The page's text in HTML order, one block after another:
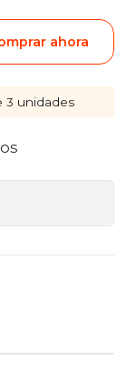
ahora
3 unidades